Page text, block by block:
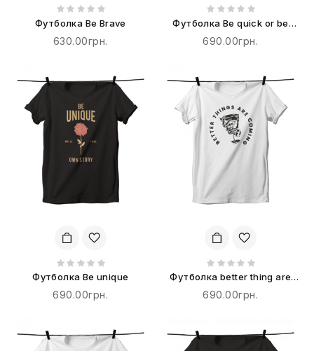
Футболка Be Brave
630.00грн.
Футболка Be quick or be
dead
690.00грн.
Футболка Be unique
690.00грн.
Футболка better thing are
coming
690.00грн.